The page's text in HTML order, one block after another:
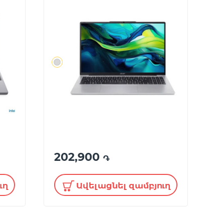
202,900 ֏
Ավելացնել զամբյուղ